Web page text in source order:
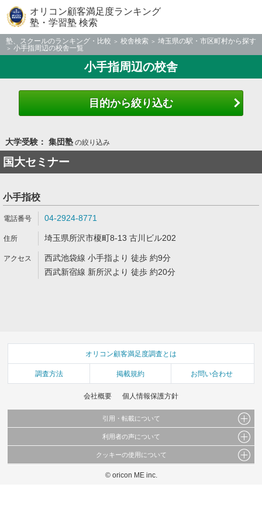
オリコン顧客満足度ランキング
塾・学習塾 検索
塾、スクールのランキング・比較 校舎検索
埼玉県の駅・市区町村から探す
小手指周辺の校舎一覧
小手指周辺の校舎
目的から絞り込む
大学受験： 集団塾の絞り込み
国大セミナー
小手指校
04-2924-8771
埼玉県所沢市榎町8-13 古川ビル202
西武池袋線 小手指より 徒歩 約9分
西武新宿線 新所沢より 徒歩 約20分
オリコン顧客満足度調査とは
調査方法 掲載規約 お問い合わせ
会社概要 個人情報保護方針
引用・転載について
当サイトで公開されている情報（文字、写真、イラスト、画像データ等）及びこれらの配
これらの情報を権利者の許可なく無断転載・複製などの二次利用を行うことは固く禁じて
利用者の声について
当サイトに掲載している内容はすべてサービスの利用者が提出された見解・感想です。
弊社の見解・ 意見ではないことをご理解いただいた上でご覧ください。
クッキーの使用について
このサイトでは Cookie を使用して、ユーザーに合わせたコンテンツや広告の表示、ソー
© oricon ME inc.